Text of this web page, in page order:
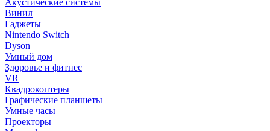
Акустические системы
Винил
Гаджеты
Nintendo Switch
Dyson
Умный дом
Здоровье и фитнес
VR
Квадрокоптеры
Графические планшеты
Умные часы
Проекторы